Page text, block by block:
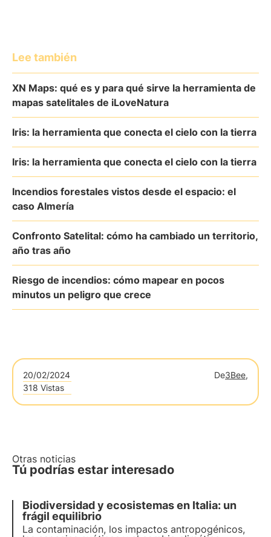
Lee también
XN Maps: qué es y para qué sirve la herramienta de
mapas satelitales de iLoveNatura
Iris: la herramienta que conecta el cielo con la tierra
Iris: la herramienta que conecta el cielo con la tierra
Incendios forestales vistos desde el espacio: el
caso Almería
Confronto Satelital: cómo ha cambiado un territorio,
año tras año
Riesgo de incendios: cómo mapear en pocos
minutos un peligro que crece
20/02/2024 De3Bee,
318 Vistas
Otras noticias
Tú podrías estar interesado
Biodiversidad y ecosistemas en Italia: un
frágil equilibrio
La contaminación, los impactos antropogénicos,